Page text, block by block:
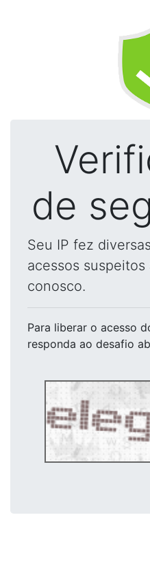
de
Seu IP fez
acessos
conosco.
Para liberar o acesso
responda ao desafio